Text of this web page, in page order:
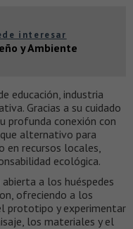
interesar
y Ambiente
educación, industria
Gracias a su cuidado
profunda conexión con
alternativo para
en recursos locales,
ecológica.
a los huéspedes
ofreciendo a los
prototipo y experimentar
los materiales y el